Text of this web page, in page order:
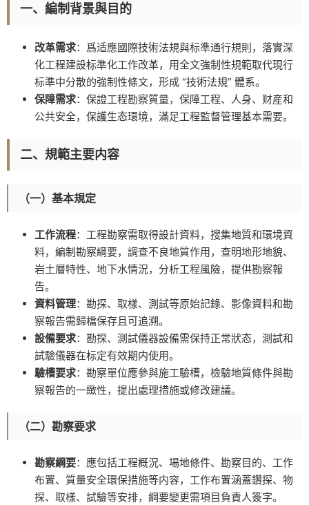
一、編制背景與目的
改革需求：爲适應國際技術法規與标準通行規則，落實深
化工程建設标準化工作改革，用全文強制性規範取代現行
标準中分散的強制性條文，形成 “技術法規” 體系。
保障需求：保證工程勘察質量，保障工程、人身、财産和
公共安全，保護生态環境，滿足工程監督管理基本需要。
二、規範主要内容
（一）基本規定
工作流程：工程勘察需取得設計資料，搜集地質和環境資
料，編制勘察綱要，調查不良地質作用，查明地形地貌、
岩土層特性、地下水情況，分析工程風險，提供勘察報
告。
資料管理：勘探、取樣、測試等原始記錄、影像資料和勘
察報告需歸檔保存且可追溯。
設備要求：勘探、測試儀器設備需保持正常狀态，測試和
試驗儀器在标定有效期内使用。
驗槽要求：勘察單位應參與施工驗槽，檢驗地質條件與勘
察報告的一緻性，提出處理措施或修改建議。
（二）勘察要求
勘察綱要：應包括工程概況、場地條件、勘察目的、工作
布置、質量安全環保措施等内容，工作布置涵蓋鑽探、物
探、取樣、試驗等安排，綱要變更需項目負責人簽字。